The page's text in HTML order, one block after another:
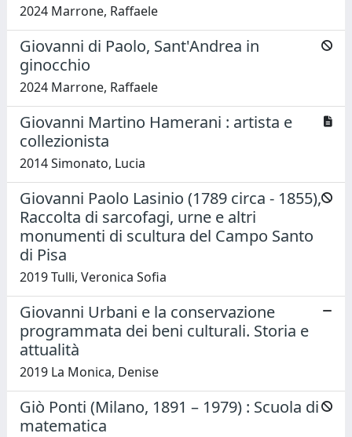
2024 Marrone, Raffaele
Giovanni di Paolo, Sant'Andrea in
ginocchio
2024 Marrone, Raffaele
Giovanni Martino Hamerani : artista e
collezionista
2014 Simonato, Lucia
Giovanni Paolo Lasinio (1789 circa - 1855),
Raccolta di sarcofagi, urne e altri
monumenti di scultura del Campo Santo
di Pisa
2019 Tulli, Veronica Sofia
Giovanni Urbani e la conservazione
programmata dei beni culturali. Storia e
attualità
2019 La Monica, Denise
Giò Ponti (Milano, 1891 – 1979) : Scuola di
matematica